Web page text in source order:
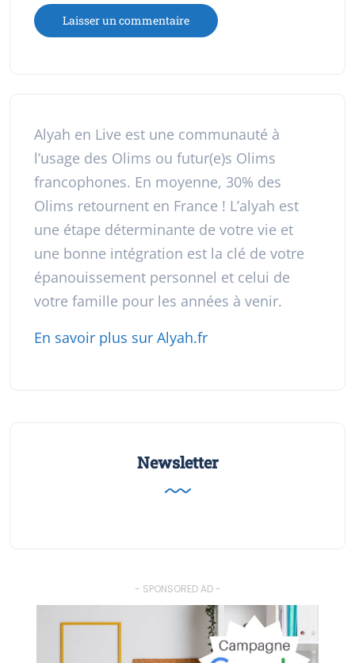
Alyah en Live est une communauté à
l’usage des Olims ou futur(e)s Olims
francophones. En moyenne, 30% des
Olims retournent en France ! L’alyah est
une étape déterminante de votre vie et
une bonne intégration est la clé de votre
épanouissement personnel et celui de
votre famille pour les années à venir.
En savoir plus sur Alyah.fr
Newsletter
- SPONSORED AD -